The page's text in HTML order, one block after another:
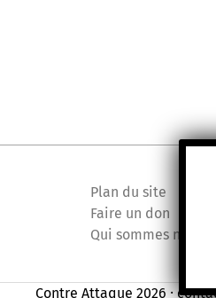
Plan du site
Faire un don
Qui sommes nous ?
Contre Attaque 2026 ⸱